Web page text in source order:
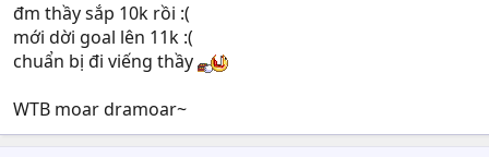
đm thầy sắp 10k rồi :(
mới dời goal lên 11k :(
chuẩn bị đi viếng thầy
WTB moar dramoar~